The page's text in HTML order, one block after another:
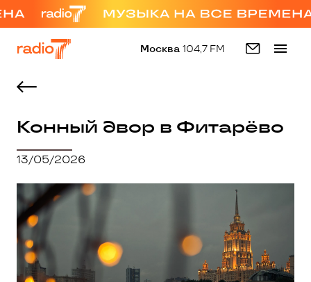
Москва 104,7 FM
Конный двор в Фитарёво
13/05/2026